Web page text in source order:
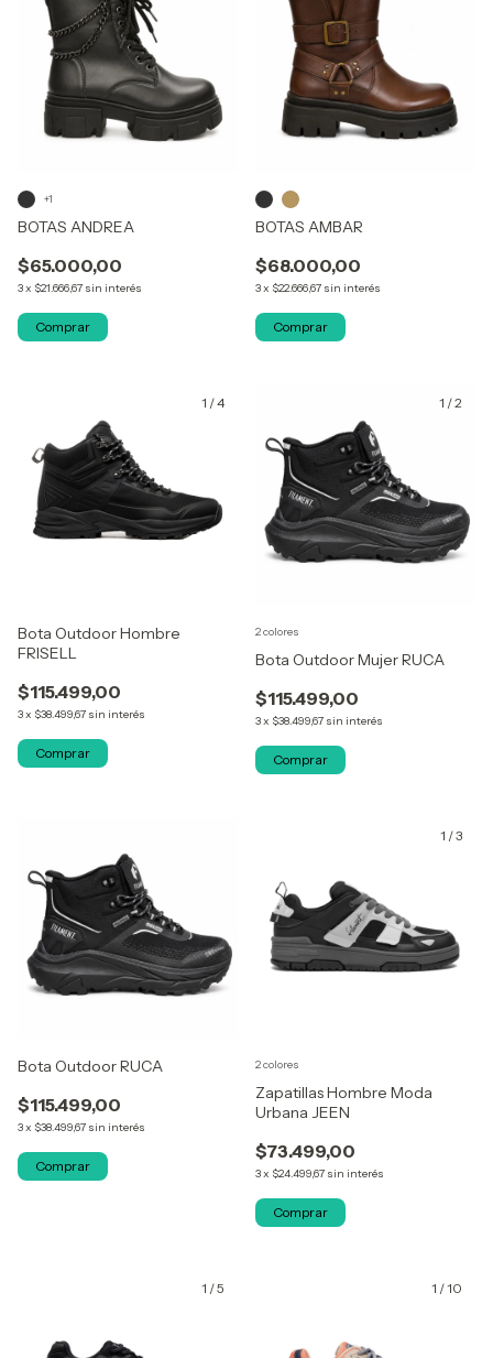
BOTAS ANDREA
$65.000,00
3x $21.666,67 sin interés
+1
Comprar
BOTAS AMBAR
$68.000,00
3x $22.666,67 sin interés
Comprar
1 /4
Bota Outdoor Hombre
FRISELL
$115.499,00
3x $38.499,67 sin interés
Comprar
1 /2
Bota Outdoor Mujer RUCA
$115.499,00
3x $38.499,67 sin interés
2 colores
Comprar
Bota Outdoor RUCA
$115.499,00
3x $38.499,67 sin interés
Comprar
1 /3
Zapatillas Hombre Moda
Urbana JEEN
$73.499,00
3x $24.499,67 sin interés
2 colores
Comprar
1 /5 1 /10